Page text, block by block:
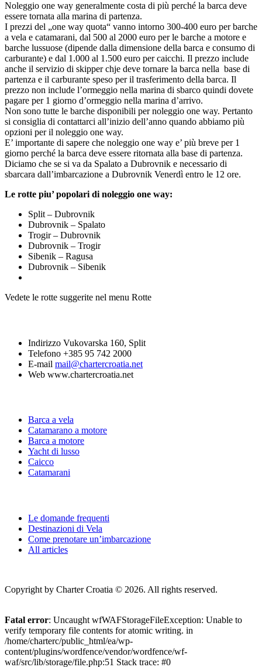
Noleggio one way generalmente costa di più perché la barca deve
essere tornata alla marina di partenza.
I prezzi del „one way quota“ vanno intorno 300-400 euro per barche
a vela e catamarani, dal 500 al 2000 euro per le barche a motore e
barche lussuose (dipende dalla dimensione della barca e consumo di
carburante) e dal 1.000 al 1.500 euro per caicchi. Il prezzo include
anche il servizio di skipper chje deve tornare la barca nella base di
partenza e il carburante speso per il trasferimento della barca. Il
prezzo non include l’ormeggio nella marina di sbarco quindi dovete
pagare per 1 giorno d’ormeggio nella marina d’arrivo.
Non sono tutte le barche disponibili per noleggio one way. Pertanto
si consiglia di contattarci all’inizio dell’anno quando abbiamo più
opzioni per il noleggio one way.
E’ importante di sapere che noleggio one way e’ più breve per 1
giorno perché la barca deve essere ritornata alla base di partenza.
Diciamo che se si va da Spalato a Dubrovnik e necessario di
sbarcara dall’imbarcazione a Dubrovnik Venerdì entro le 12 ore.
Le rotte piu’ popolari di noleggio one way:
Split – Dubrovnik
Dubrovnik – Spalato
Trogir – Dubrovnik
Dubrovnik – Trogir
Sibenik – Ragusa
Dubrovnik – Sibenik
Vedete le rotte suggerite nel menu Rotte
Indirizzo Vukovarska 160, Split
Telefono +385 95 742 2000
E-mail mail@chartercroatia.net
Web www.chartercroatia.net
Barca a vela
Catamarano a motore
Barca a motore
Yacht di lusso
Caicco
Catamarani
Le domande frequenti
Destinazioni di Vela
Come prenotare un’imbarcazione
All articles
Copyright by Charter Croatia © 2026. All rights reserved.
Fatal error: Uncaught wfWAFStorageFileException: Unable to
verify temporary file contents for atomic writing. in
/home/charterc/public_html/ea/wp-
content/plugins/wordfence/vendor/wordfence/wf-
waf/src/lib/storage/file.php:51 Stack trace: #0